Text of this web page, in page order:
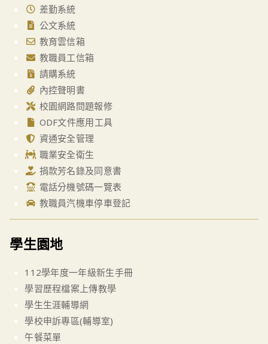
差勤系統
公文系統
教育雲信箱
教職員工信箱
請購系統
內控聲明書
校園網路問題報修
ODF文件應用工具
資通安全管理
職業安全衛生
捐款芳名錄及同意書
電話分機號碼一覽表
教職員汽機車停車登記
學生園地
112學年度一年級新生手冊
學習歷程檔案上傳教學
學生生涯輔導網
學校申訴專區(輔導室)
午餐菜單